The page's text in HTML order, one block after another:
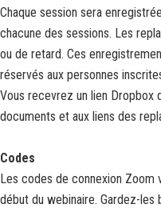
Chaque session sera
chacune des sessions. Les
ou de retard. Ces
réservés aux personnes
Vous recevrez un lien Dropbox
documents et aux liens des
Codes
Les codes de connexion Zoom
début du webinaire. Gardez-